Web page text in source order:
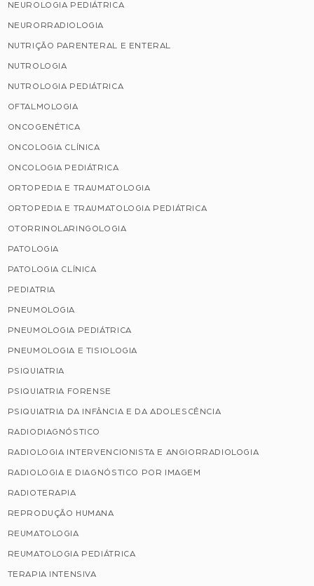
NEUROLOGIA PEDIÁTRICA
NEURORRADIOLOGIA
NUTRIÇÃO PARENTERAL E ENTERAL
NUTROLOGIA
NUTROLOGIA PEDIÁTRICA
OFTALMOLOGIA
ONCOGENÉTICA
ONCOLOGIA CLÍNICA
ONCOLOGIA PEDIÁTRICA
ORTOPEDIA E TRAUMATOLOGIA
ORTOPEDIA E TRAUMATOLOGIA PEDIÁTRICA
OTORRINOLARINGOLOGIA
PATOLOGIA
PATOLOGIA CLÍNICA
PEDIATRIA
PNEUMOLOGIA
PNEUMOLOGIA PEDIÁTRICA
PNEUMOLOGIA E TISIOLOGIA
PSIQUIATRIA
PSIQUIATRIA FORENSE
PSIQUIATRIA DA INFÂNCIA E DA ADOLESCÊNCIA
RADIODIAGNÓSTICO
RADIOLOGIA INTERVENCIONISTA E ANGIORRADIOLOGIA
RADIOLOGIA E DIAGNÓSTICO POR IMAGEM
RADIOTERAPIA
REPRODUÇÃO HUMANA
REUMATOLOGIA
REUMATOLOGIA PEDIÁTRICA
TERAPIA INTENSIVA